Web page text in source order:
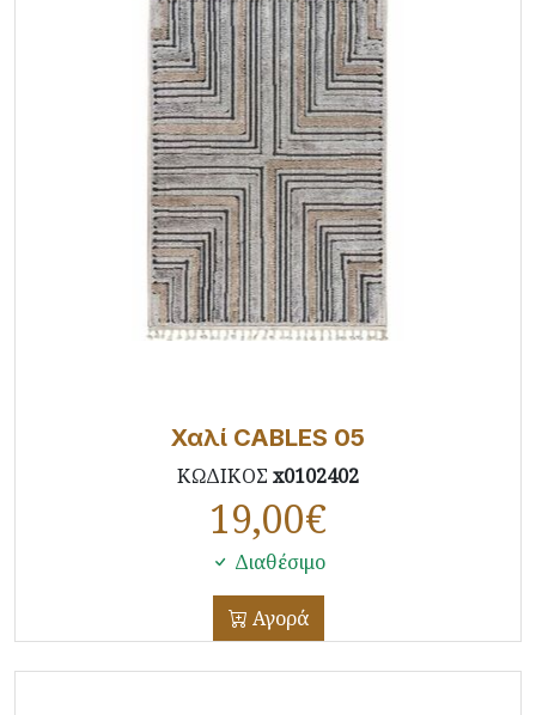
Χαλί CABLES 05
ΚΩΔΙΚΟΣ x0102402
19,00€
Διαθέσιμο
Αγορά